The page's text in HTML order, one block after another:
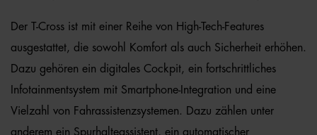
Der T-Cross ist mit einer Reihe von High-Tech-Features
ausgestattet, die sowohl Komfort als auch Sicherheit erhöhen.
Dazu gehören ein digitales Cockpit, ein fortschrittliches
Infotainmentsystem mit Smartphone-Integration und eine
Vielzahl von Fahrassistenzsystemen. Dazu zählen unter
anderem ein Spurhalteassistent, ein automatischer